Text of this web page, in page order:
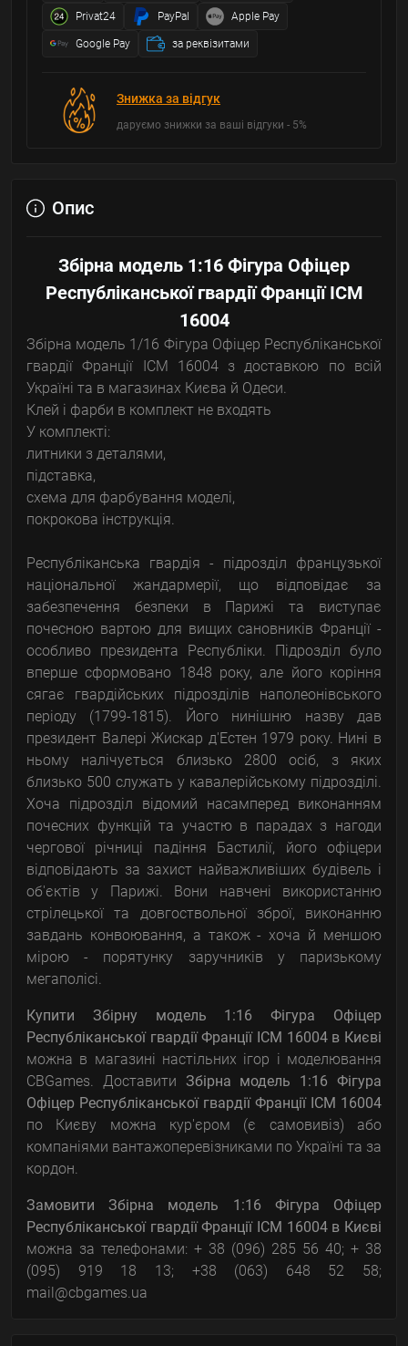
Privat24 PayPal Apple Pay
Google Pay за реквізитами
Знижка за відгук
даруємо знижки за ваші відгуки - 5%
Опис
Збірна модель 1:16 Фігура Офіцер
Республіканської гвардії Франції ICM
16004
Збірна модель 1/16 Фігура Офіцер Республіканської
гвардії Франції ICM 16004 з доставкою по всій
Україні та в магазинах Києва й Одеси.
Клей і фарби в комплект не входять
У комплекті:
литники з деталями,
підставка,
схема для фарбування моделі,
покрокова інструкція.
Республіканська гвардія - підрозділ французької
національної жандармерії, що відповідає за
забезпечення безпеки в Парижі та виступає
почесною вартою для вищих сановників Франції -
особливо президента Республіки. Підрозділ було
вперше сформовано 1848 року, але його коріння
сягає гвардійських підрозділів наполеонівського
періоду (1799-1815). Його нинішню назву дав
президент Валері Жискар д'Естен 1979 року. Нині в
ньому налічується близько 2800 осіб, з яких
близько 500 служать у кавалерійському підрозділі.
Хоча підрозділ відомий насамперед виконанням
почесних функцій та участю в парадах з нагоди
чергової річниці падіння Бастилії, його офіцери
відповідають за захист найважливіших будівель і
об'єктів у Парижі. Вони навчені використанню
стрілецької та довгоствольної зброї, виконанню
завдань конвоювання, а також - хоча й меншою
мірою - порятунку заручників у паризькому
мегаполісі.
Купити Збірну модель 1:16 Фігура Офіцер
Республіканської гвардії Франції ICM 16004 в Києві
можна в магазині настільних ігор і моделювання
CBGames. Доставити Збірна модель 1:16 Фігура
Офіцер Республіканської гвардії Франції ICM 16004
по Києву можна кур'єром (є самовивіз) або
компаніями вантажоперевізниками по Україні та за
кордон.
Замовити Збірна модель 1:16 Фігура Офіцер
Республіканської гвардії Франції ICM 16004в Києві
можна за телефонами: + 38 (096) 285 56 40; + 38
(095) 919 18 13; +38 (063) 648 52 58;
mail@cbgames.ua